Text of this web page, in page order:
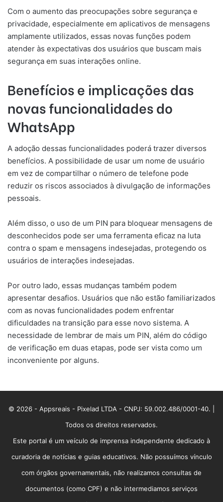
Com o aumento das preocupações sobre segurança e
privacidade, especialmente em aplicativos de mensagens
amplamente utilizados, essas novas funções podem
atender às expectativas dos usuários que buscam mais
segurança em suas interações online.
Benefícios e implicações das
novas funcionalidades do
WhatsApp
A adoção dessas funcionalidades poderá trazer diversos
benefícios. A possibilidade de usar um nome de usuário
em vez de compartilhar o número de telefone pode
reduzir os riscos associados à divulgação de informações
pessoais.
Além disso, o uso de um PIN para bloquear mensagens de
desconhecidos pode ser uma ferramenta eficaz na luta
contra o spam e mensagens indesejadas, protegendo os
usuários de interações indesejadas.
Por outro lado, essas mudanças também podem
apresentar desafios. Usuários que não estão familiarizados
com as novas funcionalidades podem enfrentar
dificuldades na transição para esse novo sistema. A
necessidade de lembrar de mais um PIN, além do código
de verificação em duas etapas, pode ser vista como um
inconveniente por alguns.
© 2026 - Appsreais - Pixelad LTDA - CNPJ: 59.002.486/0001-40. |
Todos os direitos reservados.
Este portal é um veículo de imprensa independente dedicado à
curadoria de notícias e guias educativos. Não possuímos vínculo
com órgãos governamentais, não realizamos consultas de
documentos (como CPF) e não intermediamos serviços